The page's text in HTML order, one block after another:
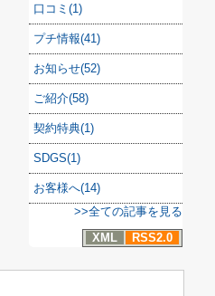
口コミ(1)
プチ情報(41)
お知らせ(52)
ご紹介(58)
契約特典(1)
SDGS(1)
お客様へ(14)
>>全ての記事を見る
XML
RSS2.0